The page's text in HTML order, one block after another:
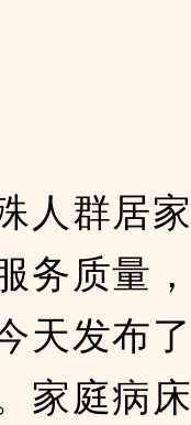
人群居家
务质量，
天发布了
家庭病床